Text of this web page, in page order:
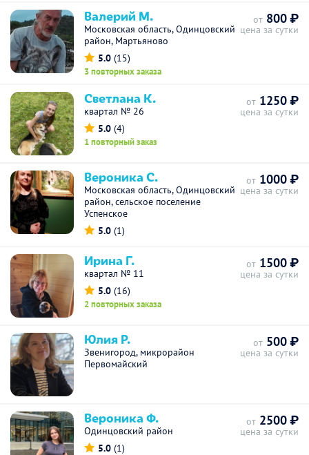
Валерий М.
Московская область, Одинцовский
район, Мартьяново
5.0 (15)
3 повторных заказа
от 800 ₽
цена за сутки
Светлана К.
квартал № 26
5.0 (4)
1 повторный заказ
от 1250 ₽
цена за сутки
Вероника С.
Московская область, Одинцовский
район, сельское поселение
Успенское
5.0 (1)
от 1000 ₽
цена за сутки
Ирина Г.
квартал № 11
5.0 (16)
2 повторных заказа
от 1500 ₽
цена за сутки
Юлия Р.
Звенигород, микрорайон
Первомайский
от 500 ₽
цена за сутки
Вероника Ф.
Одинцовский район
5.0 (1)
от 2500 ₽
цена за сутки